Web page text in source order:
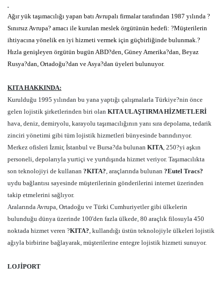
Ağır yük taşımacılığı yapan batı Avrupalı firmalar tarafından 1987 yılında ?
Sınırsız Avrupa? amacı ile kurulan meslek örgütünün hedefi: ?Müşterilerin
ihtiyacına yönelik en iyi hizmeti vermek için güçbirliğinde bulunmak.?
Hızla genişleyen örgütün bugün ABD?den, Güney Amerika?dan, Beyaz
Rusya?dan, Ortadoğu?dan ve Asya?dan üyeleri bulunuyor.
KITA HAKKINDA:
Kurulduğu 1995 yılından bu yana yaptığı çalışmalarla Türkiye?nin önce
gelen lojistik şirketlerinden biri olan KITA ULAŞTIRMA HİZMETLERİ
hava, deniz, demiryolu, karayolu taşımacılığının yanı sıra depolama, tedarik
zinciri yönetimi gibi tüm lojistik hizmetleri bünyesinde barındırıyor.
Merkez ofisleri İzmir, İstanbul ve Bursa?da bulunan KITA, 250?yi aşkın
personeli, depolarıyla yurtiçi ve yurtdışında hizmet veriyor. Taşımacılıkta
son teknolojiyi de kullanan ?KITA?, araçlarında bulunan ?Eutel Tracs?
uydu bağlantısı sayesinde müşterilerinin gönderilerini internet üzerinden
takip etmelerini sağlıyor.
Aralarında Avrupa, Ortadoğu ve Türki Cumhuriyetler gibi ülkelerin
bulunduğu dünya üzerinde 100'den fazla ülkede, 80 araçlık filosuyla 450
noktada hizmet veren ?KITA?, kullandığı üstün teknolojiyle ülkeleri lojistik
ağıyla birbirine bağlayarak, müşterilerine entegre lojistik hizmeti sunuyor.
LOJİPORT